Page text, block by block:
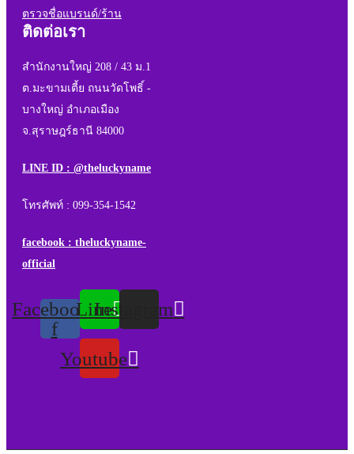
ตรวจชื่อแบรนด์/ร้าน
ติดต่อเรา
สำนักงานใหญ่ 208 / 43 ม.1
ต.มะขามเตี้ย ถนนวัดโพธิ์ -
บางใหญ่ อำเภอเมือง
จ.สุราษฎร์ธานี 84000
LINE ID : @theluckyname
โทรศัพท์ : 099-354-1542
facebook : theluckyname-
official
Facebook-
f
LineInstagram
Youtube